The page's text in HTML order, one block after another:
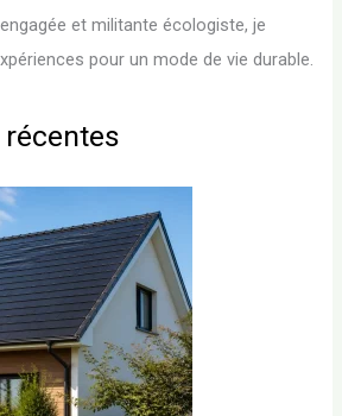
et militante écologiste, je
pour un mode de vie durable.